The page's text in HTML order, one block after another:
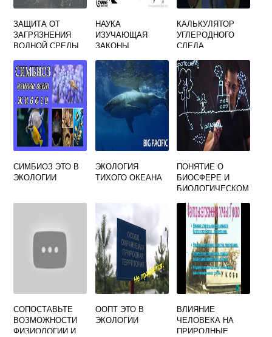
ЗАЩИТА ОТ
ЗАГРЯЗНЕНИЯ
ВОДНОЙ СРЕДЫ
НАУКА
ИЗУЧАЮЩАЯ
ЗАКОНЫ
Я
НАРОДОНАСЕЛЕН
ИЯ С
ОКРУЖАЮЩЕЙ
СРЕДОЙ
КАЛЬКУЛЯТОР
УГЛЕРОДНОГО
СЛЕДА
СИМБИОЗ ЭТО В
ЭКОЛОГИИ
ЭКОЛОГИЯ
ТИХОГО ОКЕАНА
ПОНЯТИЕ О
БИОСФЕРЕ И
БИОЛОГИЧЕСКОМ
СОПОСТАВЬТЕ
ВОЗМОЖНОСТИ
ФИЗИОЛОГИИ И
ООПТ ЭТО В
ЭКОЛОГИИ
ВЛИЯНИЕ
ЧЕЛОВЕКА НА
ПРИРОДНЫЕ